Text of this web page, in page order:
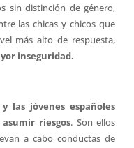
sin distinción de género,
las chicas y chicos que
más alto de respuesta,
inseguridad.
las jóvenes españoles
riesgos. Son ellos
a cabo conductas de